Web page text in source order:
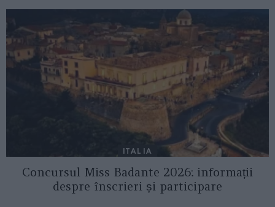
ITALIA
Concursul Miss Badante 2026: informații
despre înscrieri și participare